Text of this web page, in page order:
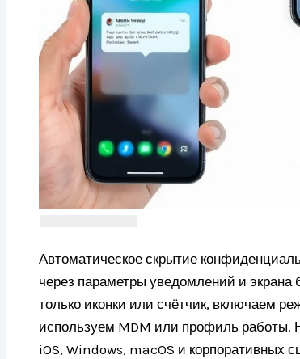
Автоматическое скрытие
через параметры уведомлений и
только иконки или счётчик, включаем
используем MDM или профиль работы.
iOS, Windows, macOS и корпоративных